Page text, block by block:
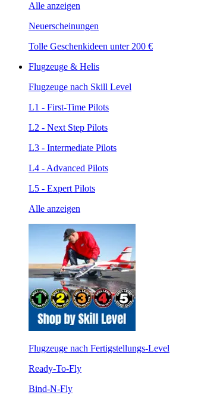
Alle anzeigen
Neuerscheinungen
Tolle Geschenkideen unter 200 €
Flugzeuge & Helis
Flugzeuge nach Skill Level
L1 - First-Time Pilots
L2 - Next Step Pilots
L3 - Intermediate Pilots
L4 - Advanced Pilots
L5 - Expert Pilots
Alle anzeigen
Flugzeuge nach Fertigstellungs-Level
Ready-To-Fly
Bind-N-Fly